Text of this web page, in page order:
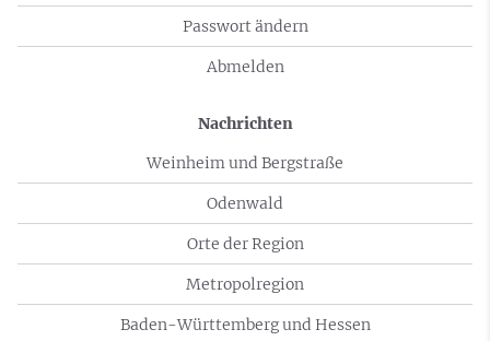
Passwort ändern
Abmelden
Nachrichten
Weinheim und Bergstraße
Odenwald
Orte der Region
Metropolregion
Baden-Württemberg und Hessen